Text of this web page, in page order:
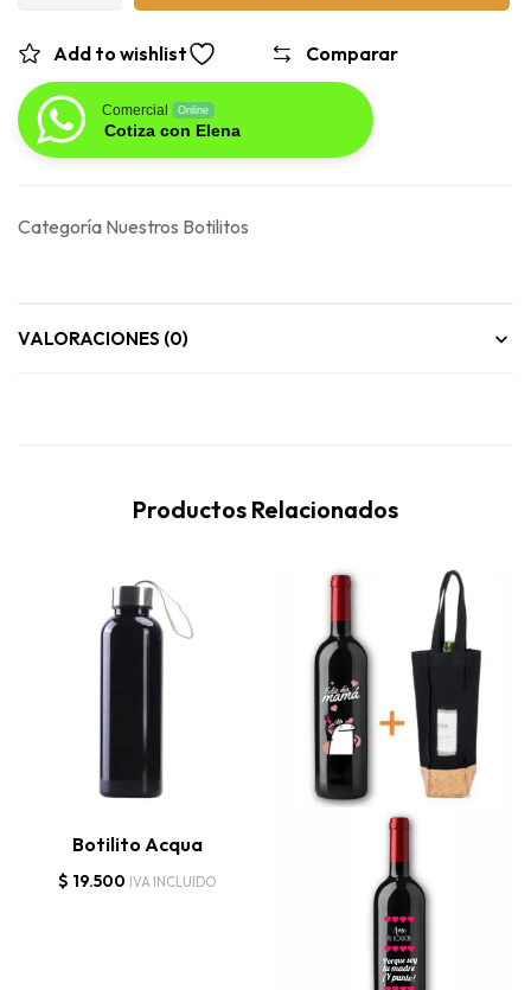
Add to wishlist Comparar
Comercial Online
Cotiza con Elena
Categoría Nuestros Botilitos
VALORACIONES (0)
Productos Relacionados
Botilito Acqua
$ 19.500 IVA INCLUIDO